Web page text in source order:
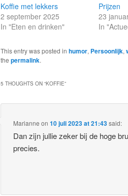
Koffie met lekkers
2 september 2025
In "Eten en drinken"
Prijzen
23
In
This entry was posted in humor, Persoonlijk,
the permalink.
5 THOUGHTS ON “KOFFIE”
Marianne on10 juli 2023 at 21:43said:
Dan zijn jullie zeker bij de hoge
precies.